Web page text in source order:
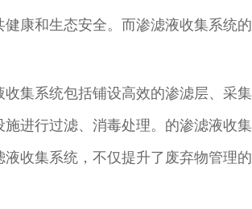
康和生态安全。而渗滤液收集系统
集系统包括铺设高效的渗滤层、采
进行过滤、消毒处理。的渗滤液收
收集系统，不仅提升了废弃物管理